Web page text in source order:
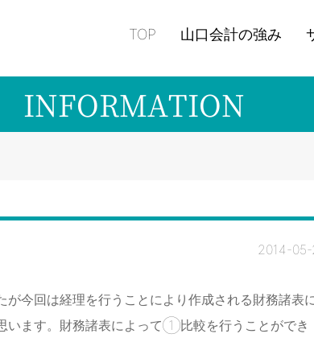
TOP 山口会計の強み
INFORMATION
2014-
今回は経理を行うことにより作成される財務諸表
います。財務諸表によって①比較を行うことができ